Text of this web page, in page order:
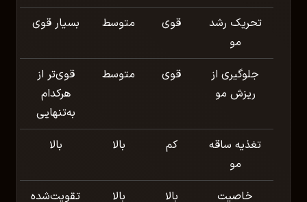
تحریک رشد
مو
قوی متوسط بسیار قوی
جلوگیری از
ریزش مو
قوی متوسط
قوی‌تر از
هرکدام
به‌تنهایی
تغذیه ساقه
مو
کم بالا بالا
خاصیت بالا بالا تقویت‌شده